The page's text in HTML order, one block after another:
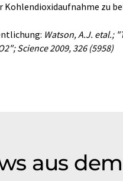
Kohlendioxidaufnahme zu
Watson, A.J. etal.;
Science 2009, 326 (5958)
aus